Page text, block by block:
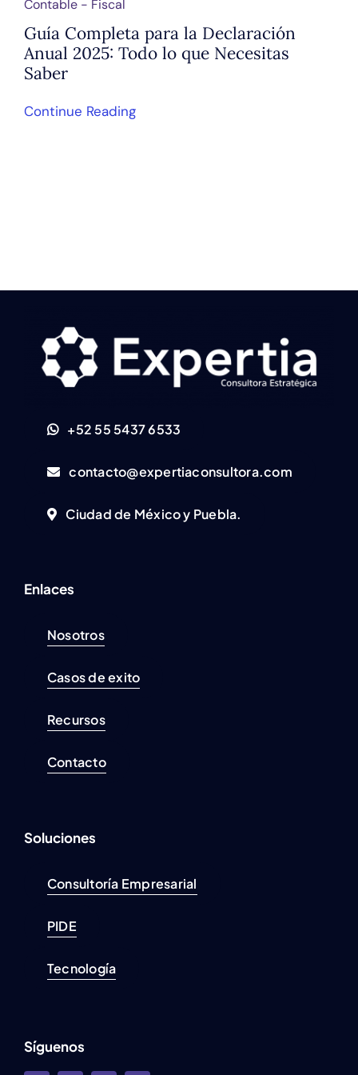
Contable - Fiscal
Guía Completa para la Declaración
Anual 2025: Todo lo que Necesitas
Saber
Continue Reading
+52 55 5437 6533
contacto@expertiaconsultora.com
Ciudad de México y Puebla.
Enlaces
Nosotros
Casos de exito
Recursos
Contacto
Soluciones
Consultoría Empresarial
PIDE
Tecnología
Síguenos